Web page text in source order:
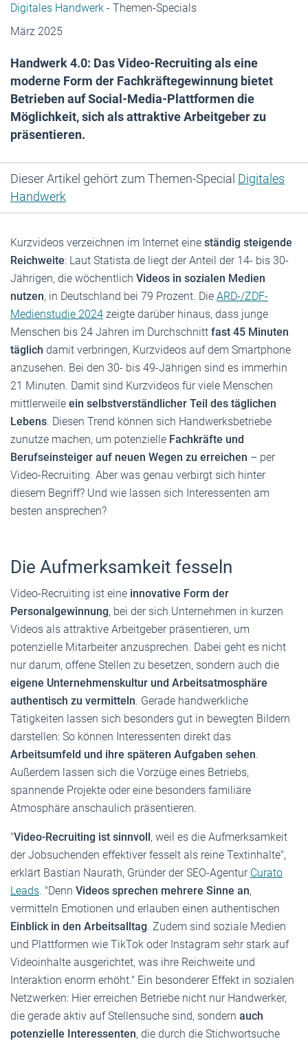
Digitales Handwerk - Themen-Specials
März 2025
Handwerk 4.0: Das Video-Recruiting als eine
moderne Form der Fachkräftegewinnung bietet
Betrieben auf Social-Media-Plattformen die
Möglichkeit, sich als attraktive Arbeitgeber zu
präsentieren.
Dieser Artikel gehört zum Themen-Special Digitales
Handwerk
Kurzvideos verzeichnen im Internet eine ständig steigende
Reichweite: Laut Statista.de liegt der Anteil der 14- bis 30-
Jährigen, die wöchentlich Videos in sozialen Medien
nutzen, in Deutschland bei 79 Prozent. Die ARD-/ZDF-
Medienstudie 2024 zeigte darüber hinaus, dass junge
Menschen bis 24 Jahren im Durchschnitt fast 45 Minuten
täglich damit verbringen, Kurzvideos auf dem Smartphone
anzusehen. Bei den 30- bis 49-Jährigen sind es immerhin
21 Minuten. Damit sind Kurzvideos für viele Menschen
mittlerweile ein selbstverständlicher Teil des täglichen
Lebens. Diesen Trend können sich Handwerksbetriebe
zunutze machen, um potenzielle Fachkräfte und
Berufseinsteiger auf neuen Wegen zu erreichen – per
Video-Recruiting. Aber was genau verbirgt sich hinter
diesem Begriff? Und wie lassen sich Interessenten am
besten ansprechen?
Die Aufmerksamkeit fesseln
Video-Recruiting ist eine innovative Form der
Personalgewinnung, bei der sich Unternehmen in kurzen
Videos als attraktive Arbeitgeber präsentieren, um
potenzielle Mitarbeiter anzusprechen. Dabei geht es nicht
nur darum, offene Stellen zu besetzen, sondern auch die
eigene Unternehmenskultur und Arbeitsatmosphäre
authentisch zu vermitteln. Gerade handwerkliche
Tätigkeiten lassen sich besonders gut in bewegten Bildern
darstellen: So können Interessenten direkt das
Arbeitsumfeld und ihre späteren Aufgaben sehen.
Außerdem lassen sich die Vorzüge eines Betriebs,
spannende Projekte oder eine besonders familiäre
Atmosphäre anschaulich präsentieren.
"Video-Recruiting ist sinnvoll, weil es die Aufmerksamkeit
der Jobsuchenden effektiver fesselt als reine Textinhalte",
erklärt Bastian Naurath, Gründer der SEO-Agentur Curato
Leads. "Denn Videos sprechen mehrere Sinne an,
vermitteln Emotionen und erlauben einen authentischen
Einblick in den Arbeitsalltag. Zudem sind soziale Medien
und Plattformen wie TikTok oder Instagram sehr stark auf
Videoinhalte ausgerichtet, was ihre Reichweite und
Interaktion enorm erhöht." Ein besonderer Effekt in sozialen
Netzwerken: Hier erreichen Betriebe nicht nur Handwerker,
die gerade aktiv auf Stellensuche sind, sondern auch
potenzielle Interessenten, die durch die Stichwortsuche